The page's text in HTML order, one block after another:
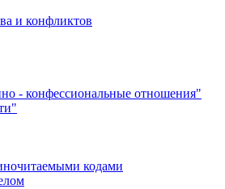
и конфликтов
- конфессиональные отношения"
кодами